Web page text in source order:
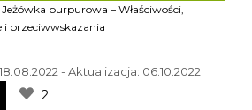
Jeżówka purpurowa – Właściwości,
i przeciwwskazania
18.08.2022 - Aktualizacja: 06.10.2022
2